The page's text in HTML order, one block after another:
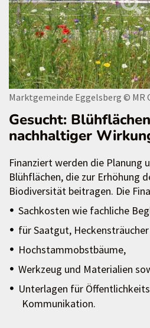
Marktgemeinde Eggelsberg © MR
Gesucht:
nachhaltiger
Finanziert werden die Planung
Blühflächen, die zur Erhöhung
Biodiversität beitragen. Die
Sachkosten wie fachliche
für Saatgut,
Hochstammobstbäume,
Werkzeug und Materialien
Unterlagen für
Kommunikation.